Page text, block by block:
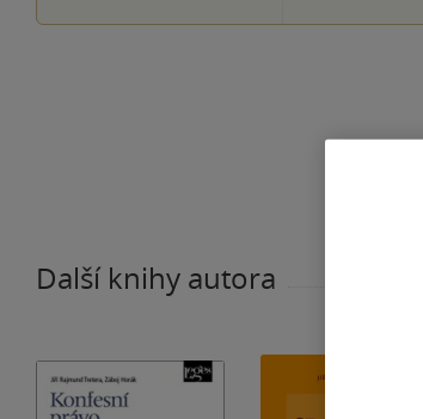
Další knihy autora